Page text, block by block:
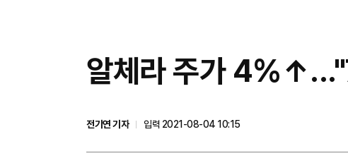
알체라 주가
전기연 기자
입력 2021-08-04 10:15